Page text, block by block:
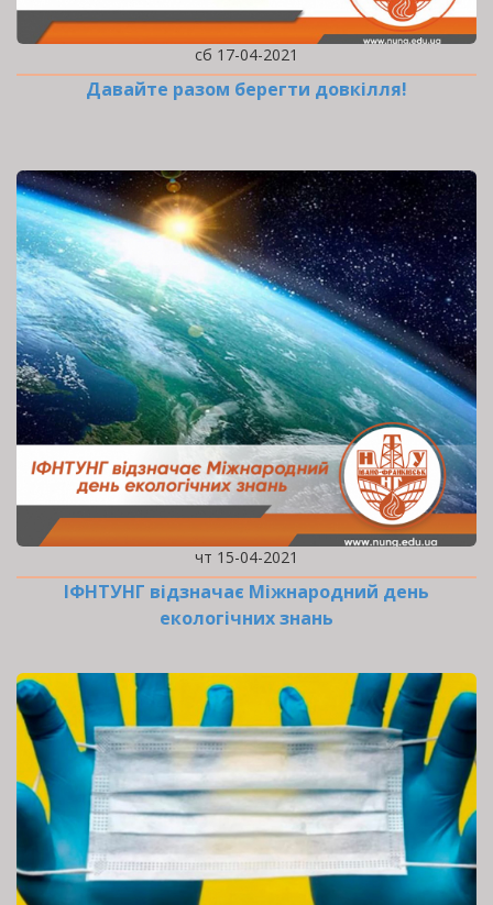
сб 17-04-2021
Давайте разом берегти довкілля!
чт 15-04-2021
ІФНТУНГ відзначає Міжнародний день
екологічних знань